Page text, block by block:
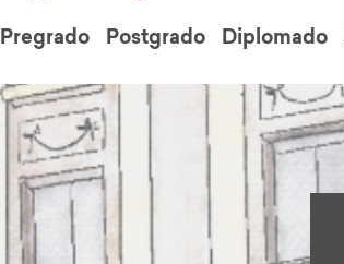
Pregrado Postgrado Diplomado